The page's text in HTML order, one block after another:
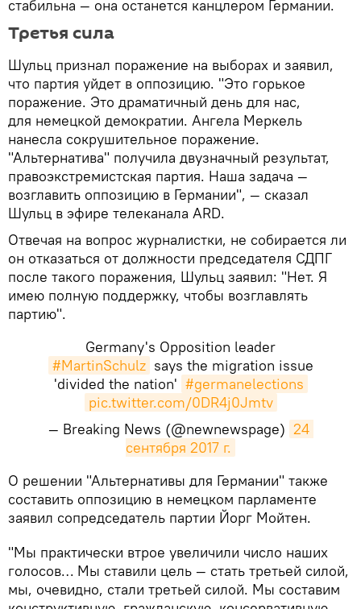
стабильна — она останется канцлером Германии.
Третья сила
Шульц признал поражение на выборах и заявил,
что партия уйдет в оппозицию. "Это горькое
поражение. Это драматичный день для нас,
для немецкой демократии. Ангела Меркель
нанесла сокрушительное поражение.
"Альтернатива" получила двузначный результат,
правоэкстремистская партия. Наша задача —
возглавить оппозицию в Германии", — сказал
Шульц в эфире телеканала ARD.
Отвечая на вопрос журналистки, не собирается ли
он отказаться от должности председателя СДПГ
после такого поражения, Шульц заявил: "Нет. Я
имею полную поддержку, чтобы возглавлять
партию".
Germany's Opposition leader
#MartinSchulz says the migration issue
'divided the nation' #germanelections
pic.twitter.com/0DR4j0Jmtv
— Breaking News (@newnewspage) 24
сентября 2017 г.
​О решении "Альтернативы для Германии" также
составить оппозицию в немецком парламенте
заявил сопредседатель партии Йорг Мойтен.
"Мы практически втрое увеличили число наших
голосов… Мы ставили цель — стать третьей силой,
мы, очевидно, стали третьей силой. Мы составим